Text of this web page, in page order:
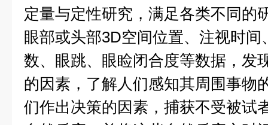
定量与定性研究，满足各类不同的
眼部或头部3D空间位置、注视时
数、眼跳、眼睑闭合度等数据，发
的因素，了解人们感知其周围事物
们作出决策的因素，捕获不受被试